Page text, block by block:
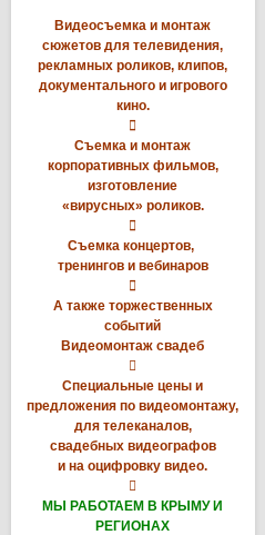
Видеосъемка и монтаж
сюжетов для телевидения,
рекламных роликов, клипов,
документального и игрового
кино.

Съемка и монтаж
корпоративных фильмов,
изготовление
«вирусных» роликов.

Съемка концертов,
тренингов и вебинаров

А также торжественных
событий
Видеомонтаж свадеб

Специальные цены и
предложения по видеомонтажу,
для телеканалов,
свадебных видеографов
и на оцифровку видео.

МЫ РАБОТАЕМ В КРЫМУ И
РЕГИОНАХ